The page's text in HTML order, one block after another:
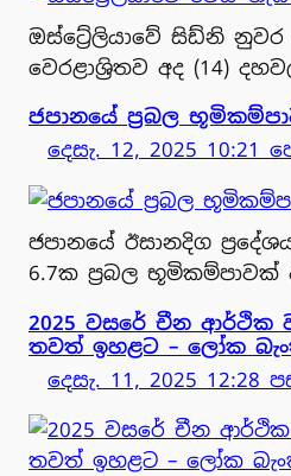
ඔස්ට්‍රේලියාවේ සිඩ්නි
වෙරළාශ්‍රිතව අද (14)
ජපානයේ ප්‍රබල
දෙසැ. 12, 2025 10:21
ජපානයේ ඊසානදිග
6.7ක ප්‍රබල භූමිකම්පාවක්
2025 වසරේ චීන
තවත් ඉහළට – ලෝක
දෙසැ. 11, 2025 12:28